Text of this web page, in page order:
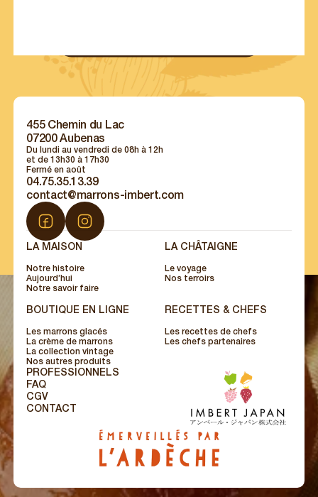
455 Chemin du Lac
07200 Aubenas
Du lundi au vendredi de 08h à 12h
et de 13h30 à 17h30
Fermé en août
04.75.35.13.39
contact@marrons-imbert.com
LA MAISON
Notre histoire
Aujourd’hui
Notre savoir faire
LA CHÂTAIGNE
Le voyage
Nos terroirs
BOUTIQUE EN LIGNE
Les marrons glacés
La crème de marrons
La collection vintage
Nos autres produits
RECETTES & CHEFS
Les recettes de chefs
Les chefs partenaires
PROFESSIONNELS
FAQ
CGV
CONTACT